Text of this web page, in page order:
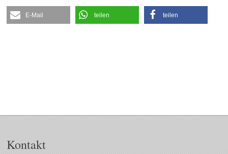
E-Mail teilen teilen
Kontakt